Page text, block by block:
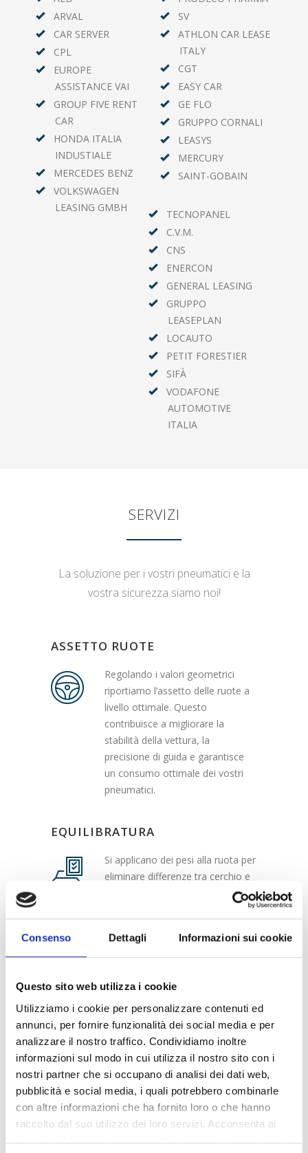
Consenso Dettagli Informazioni sui cookie
Questo sito web utilizza i cookie
Utilizziamo i cookie per personalizzare contenuti ed
annunci, per fornire funzionalità dei social media e per
analizzare il nostro traffico. Condividiamo inoltre
informazioni sul modo in cui utilizza il nostro sito con i
nostri partner che si occupano di analisi dei dati web,
pubblicità e social media, i quali potrebbero combinarle
con altre informazioni che ha fornito loro o che hanno
raccolto dal suo utilizzo dei loro servizi. Acconsenta ai
nostri cookie se continua ad utilizzare il nostro sito web.
ARVAL
CAR SERVER
CPL
EUROPE
ASSISTANCE VAI
GROUP FIVE RENT
CAR
HONDA ITALIA
INDUSTIALE
MERCEDES BENZ
VOLKSWAGEN
LEASING GMBH
SV
ATHLON CAR LEASE
ITALY
CGT
EASY CAR
GE FLO
GRUPPO CORNALI
LEASYS
MERCURY
SAINT-GOBAIN
TECNOPANEL
C.V.M.
CNS
ENERCON
GENERAL LEASING
GRUPPO
LEASEPLAN
LOCAUTO
PETIT FORESTIER
SIFÀ
VODAFONE
AUTOMOTIVE
ITALIA
SERVIZI
La soluzione per i vostri pneumatici e la
vostra sicurezza siamo noi!
ASSETTO RUOTE
Regolando i valori geometrici
riportiamo l’assetto delle ruote a
livello ottimale. Questo
contribuisce a migliorare la
stabilità della vettura, la
precisione di guida e garantisce
un consumo ottimale dei vostri
pneumatici.
EQUILIBRATURA
Si applicano dei pesi alla ruota per
eliminare differenze tra cerchio e
gomme in modo da evitare il
guida.
SOSTITUZIONE PASTIGLIE
FRENI
Sostituizione delle pastiglie per
freni delle migliori marche con la
garanzia della massima
affidabilità e sicurezza.
SMONTAGGIO/MONTAGGIO
PNEUMATICI